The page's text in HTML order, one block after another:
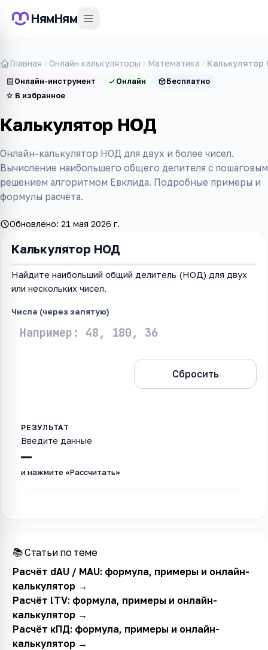
НямНям
Главная Онлайн калькуляторы Математика
Онлайн-инструмент Онлайн
Бесплатно
☆ В избранное
Калькулятор НОД
Онлайн-калькулятор НОД для двух и более чисел.
Вычисление наибольшего общего делителя с пошаговым
решением алгоритмом Евклида. Подробные примеры и
формулы расчёта.
Обновлено: 21 мая 2026 г.
Калькулятор НОД
Найдите наибольший общий делитель (НОД) для двух
или нескольких чисел.
Числа (через запятую)
Сбросить
—
Введите данные
и нажмите «Рассчитать»
📚 Статьи по теме
Расчёт dAU / MAU: формула, примеры и онлайн-
калькулятор→
Расчёт lTV: формула, примеры и онлайн-
калькулятор→
Расчёт кПД: формула, примеры и онлайн-
калькулятор→